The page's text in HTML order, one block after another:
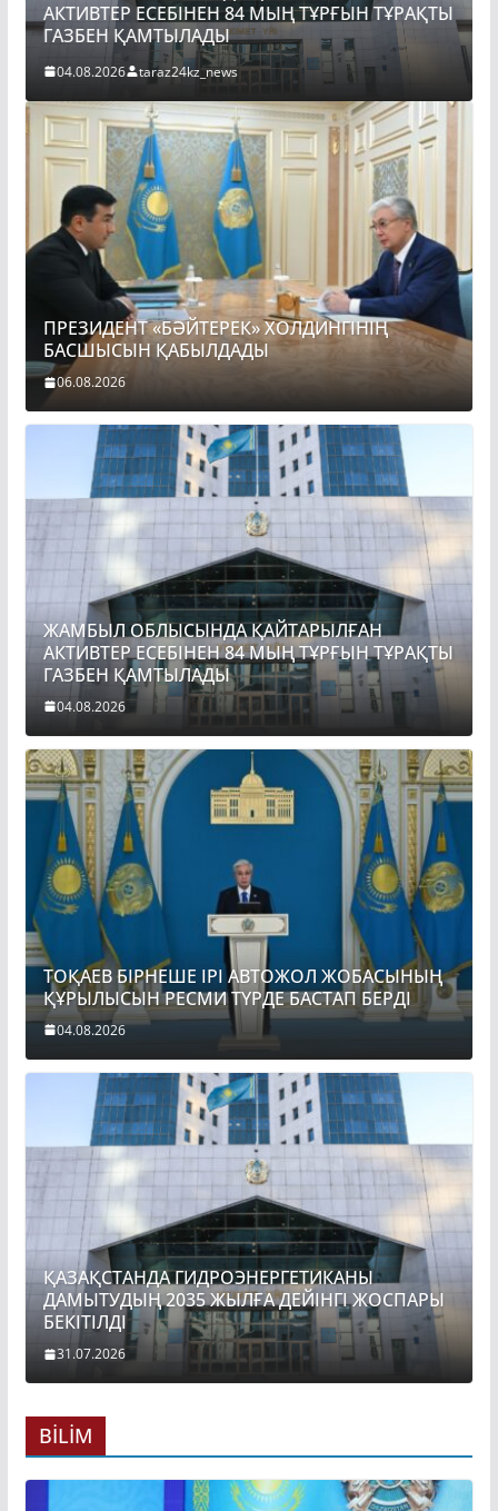
АКТИВТЕР ЕСЕБІНЕН 84 МЫҢ ТҰРҒЫН ТҰРАҚТЫ
ГАЗБЕН ҚАМТЫЛАДЫ
04.08.2026 taraz24kz_news
ПРЕЗИДЕНТ «БӘЙТЕРЕК» ХОЛДИНГІНІҢ
БАСШЫСЫН ҚАБЫЛДАДЫ
06.08.2026
ЖАМБЫЛ ОБЛЫСЫНДА ҚАЙТАРЫЛҒАН
АКТИВТЕР ЕСЕБІНЕН 84 МЫҢ ТҰРҒЫН ТҰРАҚТЫ
ГАЗБЕН ҚАМТЫЛАДЫ
04.08.2026
ТОҚАЕВ БІРНЕШЕ ІРІ АВТОЖОЛ ЖОБАСЫНЫҢ
ҚҰРЫЛЫСЫН РЕСМИ ТҮРДЕ БАСТАП БЕРДІ
04.08.2026
ҚАЗАҚСТАНДА ГИДРОЭНЕРГЕТИКАНЫ
ДАМЫТУДЫҢ 2035 ЖЫЛҒА ДЕЙІНГІ ЖОСПАРЫ
БЕКІТІЛДІ
31.07.2026
BİLİM